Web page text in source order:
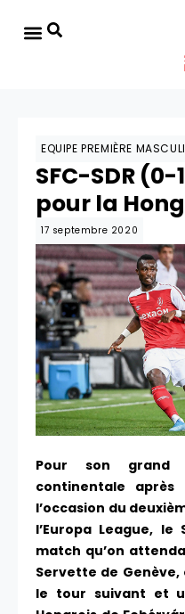
EQUIPE PREMIÈRE
SFC-SDR
pour la
17 septembre 2020
Pour son
continentale après
l’occasion du
l’Europa League,
match qu’on
Servette de
le tour suivant et